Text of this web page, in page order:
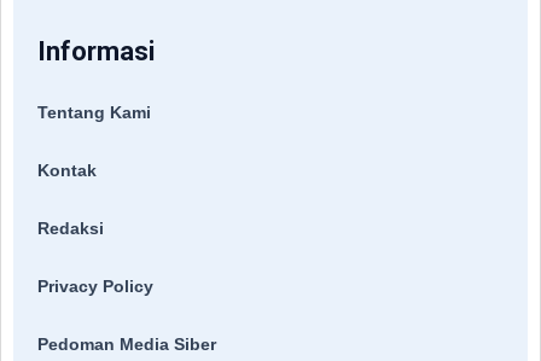
Informasi
Tentang Kami
Kontak
Redaksi
Privacy Policy
Pedoman Media Siber